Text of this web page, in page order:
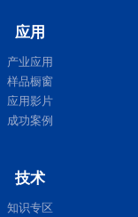
应用
产业应用
样品橱窗
应用影片
成功案例
技术
知识专区